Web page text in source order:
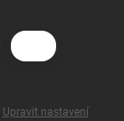
Upravit nastavení